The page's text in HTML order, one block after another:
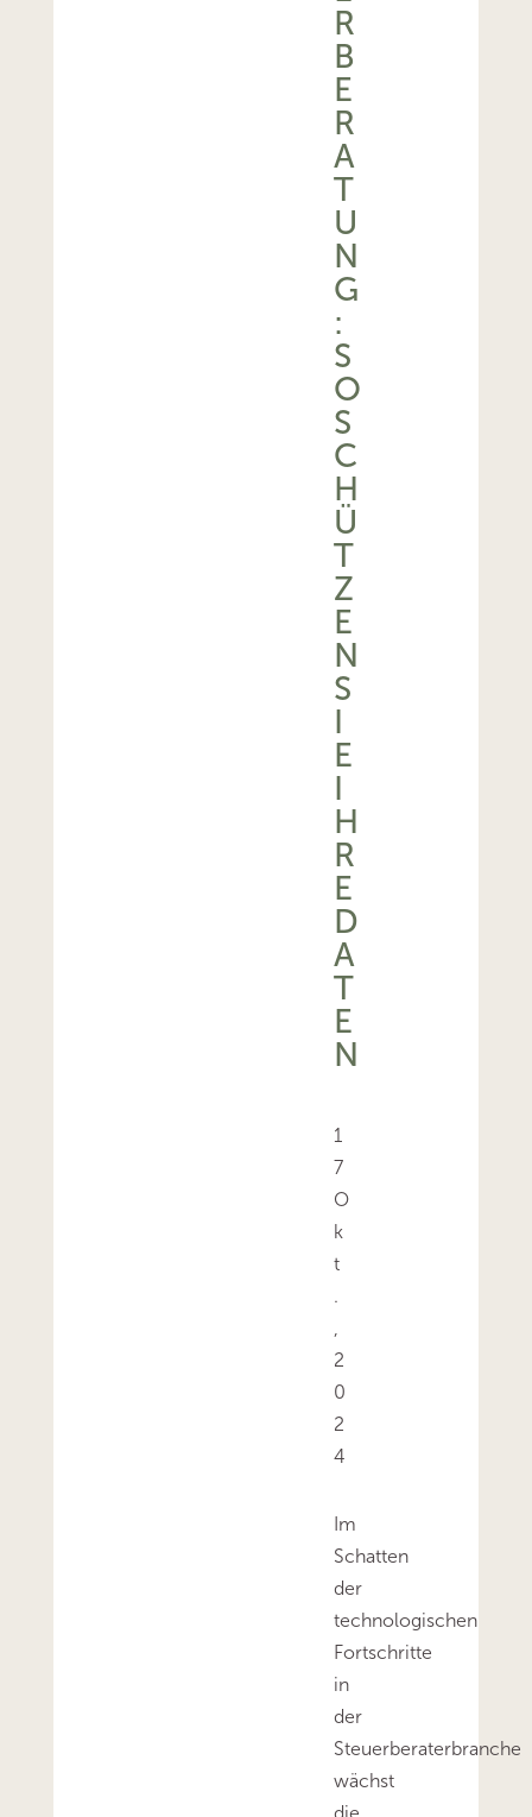
R
B
E
R
A
T
U
N
G
:
S
O
S
C
H
Ü
T
Z
E
N
S
I
E
I
H
R
E
D
A
T
E
N
1
7
O
k
t
.
,
2
0
2
4
Im
Schatten
der
technologischen
Fortschritte
in
der
Steuerberaterbranche
wächst